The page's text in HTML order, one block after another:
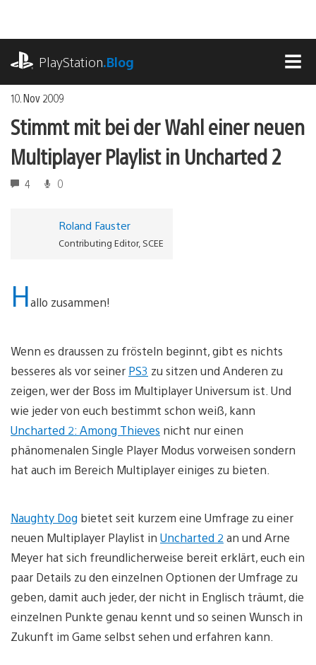
springen
PlayStation.Blog
10. Nov 2009
Stimmt mit bei der Wahl einer neuen
Multiplayer Playlist in Uncharted 2
4 0
Roland Fauster
Contributing Editor, SCEE
Hallo zusammen!
Wenn es draussen zu frösteln beginnt, gibt es nichts
besseres als vor seiner PS3 zu sitzen und Anderen zu
zeigen, wer der Boss im Multiplayer Universum ist. Und
wie jeder von euch bestimmt schon weiß, kann
Uncharted 2: Among Thieves nicht nur einen
phänomenalen Single Player Modus vorweisen sondern
hat auch im Bereich Multiplayer einiges zu bieten.
Naughty Dog bietet seit kurzem eine Umfrage zu einer
neuen Multiplayer Playlist in Uncharted 2 an und Arne
Meyer hat sich freundlicherweise bereit erklärt, euch ein
paar Details zu den einzelnen Optionen der Umfrage zu
geben, damit auch jeder, der nicht in Englisch träumt, die
einzelnen Punkte genau kennt und so seinen Wunsch in
Zukunft im Game selbst sehen und erfahren kann.